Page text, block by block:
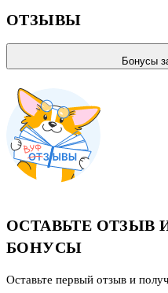
ОТЗЫВЫ
Бонусы
ОСТАВЬТЕ ОТЗЫВ
БОНУСЫ
Оставьте первый отзыв и